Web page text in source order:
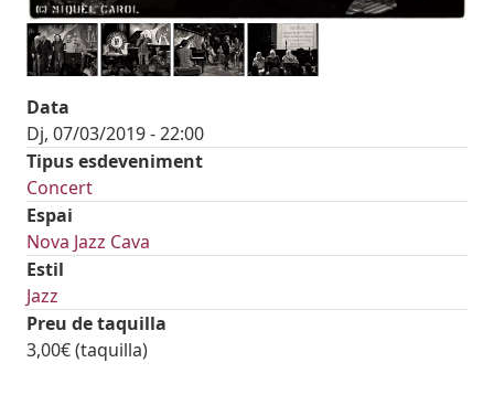
Data
Dj, 07/03/2019 - 22:00
Tipus esdeveniment
Concert
Espai
Nova Jazz Cava
Estil
Jazz
Preu de taquilla
3,00€ (taquilla)